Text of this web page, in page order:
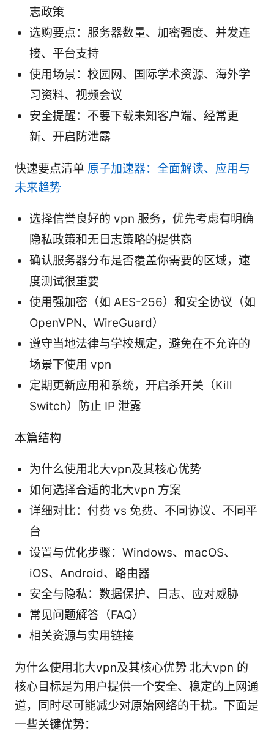
志政策
选购要点：服务器数量、加密强度、并发连
接、平台支持
使用场景：校园网、国际学术资源、海外学
习资料、视频会议
安全提醒：不要下载未知客户端、经常更
新、开启防泄露
快速要点清单 原子加速器：全面解读、应用与
未来趋势
选择信誉良好的 vpn 服务，优先考虑有明确
隐私政策和无日志策略的提供商
确认服务器分布是否覆盖你需要的区域，速
度测试很重要
使用强加密（如 AES-256）和安全协议（如
OpenVPN、WireGuard）
遵守当地法律与学校规定，避免在不允许的
场景下使用 vpn
定期更新应用和系统，开启杀开关（Kill
Switch）防止 IP 泄露
本篇结构
为什么使用北大vpn及其核心优势
如何选择合适的北大vpn 方案
详细对比：付费 vs 免费、不同协议、不同平
台
设置与优化步骤：Windows、macOS、
iOS、Android、路由器
安全与隐私：数据保护、日志、应对威胁
常见问题解答（FAQ）
相关资源与实用链接
为什么使用北大vpn及其核心优势 北大vpn 的
核心目标是为用户提供一个安全、稳定的上网通
道，同时尽可能减少对原始网络的干扰。下面是
一些关键优势：